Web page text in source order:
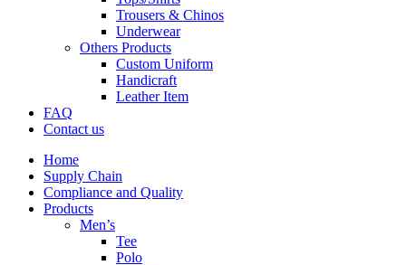
Trousers & Chinos
Underwear
Others Products
Custom Uniform
Handicraft
Leather Item
FAQ
Contact us
Home
Supply Chain
Compliance and Quality
Products
Men’s
Tee
Polo